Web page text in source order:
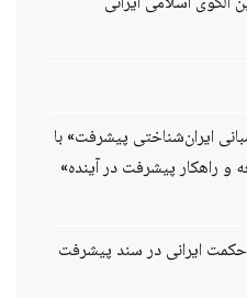
ایران‌شناختی پیشرفت» با
و راهکار پیشرفت در آینده»
حکمت ایرانی در سند پیشرفت